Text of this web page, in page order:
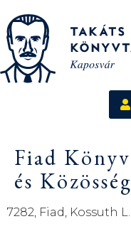
Fiad
és
7282, Fiad, Kossuth